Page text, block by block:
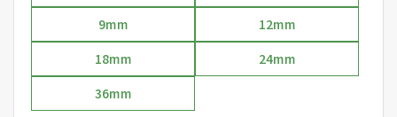
9mm
12mm
18mm
24mm
36mm